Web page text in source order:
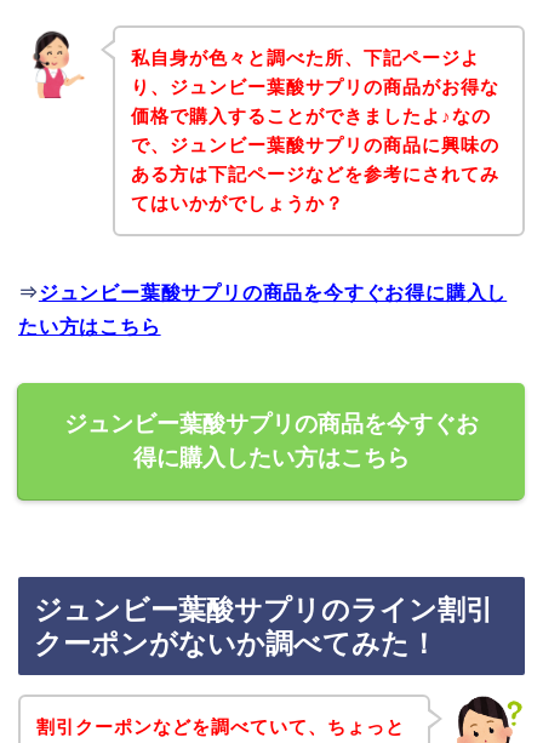
私自身が色々と調べた所、下記ページよ
り、ジュンビー葉酸サプリの商品がお得な
価格で購入することができましたよ♪なの
で、ジュンビー葉酸サプリの商品に興味の
ある方は下記ページなどを参考にされてみ
てはいかがでしょうか？
⇒ジュンビー葉酸サプリの商品を今すぐお得に購入し
たい方はこちら
ジュンビー葉酸サプリの商品を今すぐお
得に購入したい方はこちら
ジュンビー葉酸サプリのライン割引
クーポンがないか調べてみた！
割引クーポンなどを調べていて、ちょっと